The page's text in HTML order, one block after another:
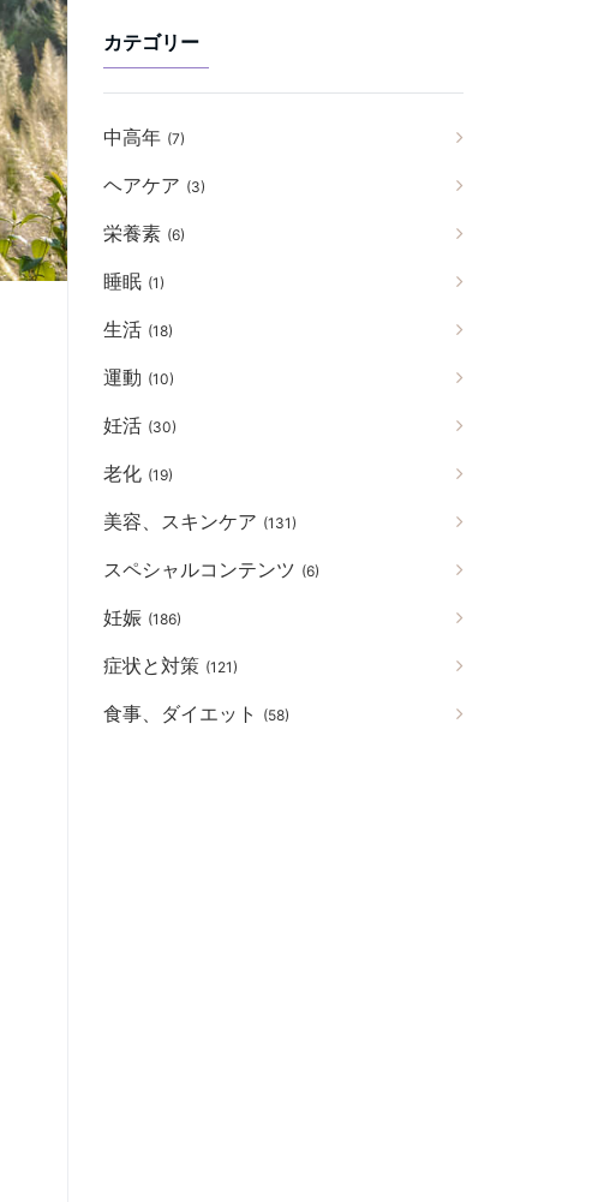
カテゴリー
中高年 (7)
ヘアケア (3)
栄養素 (6)
睡眠 (1)
生活 (18)
運動 (10)
妊活 (30)
老化 (19)
美容、スキンケア (131)
スペシャルコンテンツ (6)
妊娠 (186)
症状と対策 (121)
食事、ダイエット (58)